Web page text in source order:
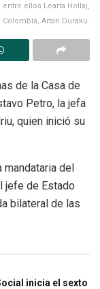
ellos Learta Hollaj,
Artan Duraku.
de la Casa de
Petro, la jefa
quien inició su
del
jefe de Estado
bilateral de las
inicia el sexto